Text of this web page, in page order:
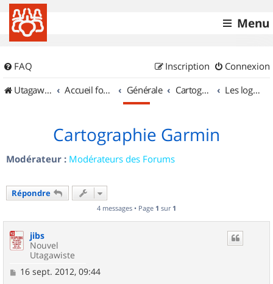
Menu
FAQ Connexion
Inscription
UtagawaVTT (Randos VTT et VTTAE avec traces GPS)
Accueil forum Générale Cartographie et GPS Les logiciels
Cartographie Garmin
Modérateur : Modérateurs des Forums
Répondre
4 messages • Page 1 sur 1
jibs
Nouvel
Utagawiste
M16 sept. 2012, 09:44